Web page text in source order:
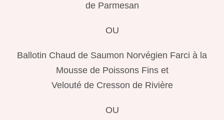
de Parmesan
OU
Ballotin Chaud de Saumon Norvégien Farci à la
Mousse de Poissons Fins et
Velouté de Cresson de Rivière
OU